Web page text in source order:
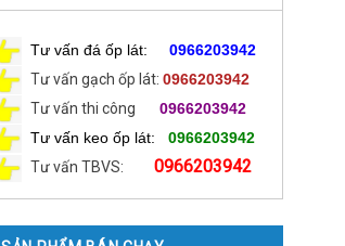
Tư vấn đá ốp lát: 0966203942
Tư vấn gạch ốp lát: 0966203942
Tư vấn thi công
0966203942
Tư vấn keo ốp lát:
0966203942
Tư vấn TBVS:
0966203942